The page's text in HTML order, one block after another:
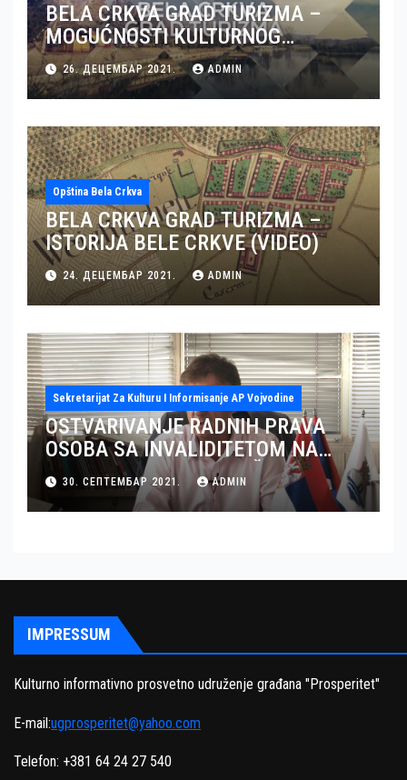
BELA CRKVA GRAD TURIZMA –
MOGUĆNOSTI KULTURNOG
TURIZMA U BELOJ CRKVI (VIDEO)
26. ДЕЦЕМБАР 2021. ADMIN
Opština Bela Crkva
BELA CRKVA GRAD TURIZMA –
ISTORIJA BELE CRKVE (VIDEO)
24. ДЕЦЕМБАР 2021. ADMIN
Sekretarijat Za Kulturu I Informisanje AP Vojvodine
OSTVARIVANJE RADNIH PRAVA
OSOBA SA INVALIDITETOM NA
TERITORIJI OKRUGA JUŽNI BANAT
– GRAD PANČEVO
30. СЕПТЕМБАР 2021. ADMIN
IMPRESSUM
Kulturno informativno prosvetno udruženje građana "Prosperitet"
E-mail:ugprosperitet@yahoo.com
Telefon: +381 64 24 27 540